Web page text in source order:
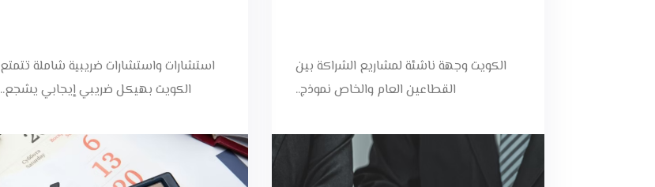
الكويت وجهة ناشئة لمشاريع الشراكة بين
القطاعين العام والخاص نموذج..
استشارات واستشارات ضريبية شاملة تتمتع
الكويت بهيكل ضريبي إيجابي يشجع..